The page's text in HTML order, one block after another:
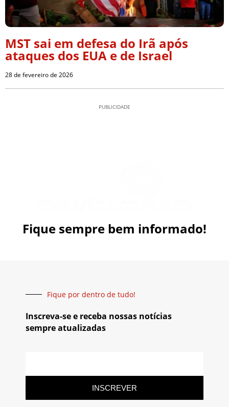
MST sai em defesa do Irã após
ataques dos EUA e de Israel
28 de fevereiro de 2026
PUBLICIDADE
Fique sempre bem informado!
Fique por dentro de tudo!
Inscreva-se e receba nossas notícias
sempre atualizadas
INSCREVER